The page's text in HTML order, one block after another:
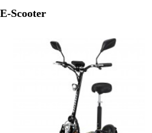
E-Scooter